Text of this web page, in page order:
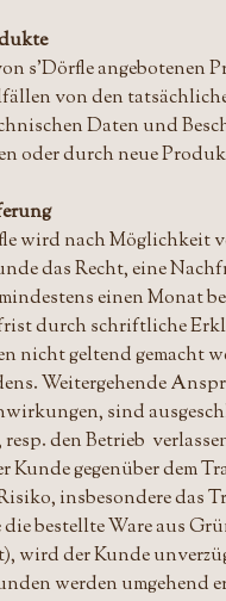
s'Dörfle angebotenen
von den
Daten und
oder durch neue
wird nach Möglichkeit
das Recht, eine
einen Monat
durch schriftliche
nicht geltend gemacht
Weitergehende
sind
resp. den Betrieb
Kunde gegenüber dem
insbesondere das
bestellte Ware aus
wird der Kunde
werden umgehend